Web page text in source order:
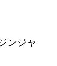
ンジャ